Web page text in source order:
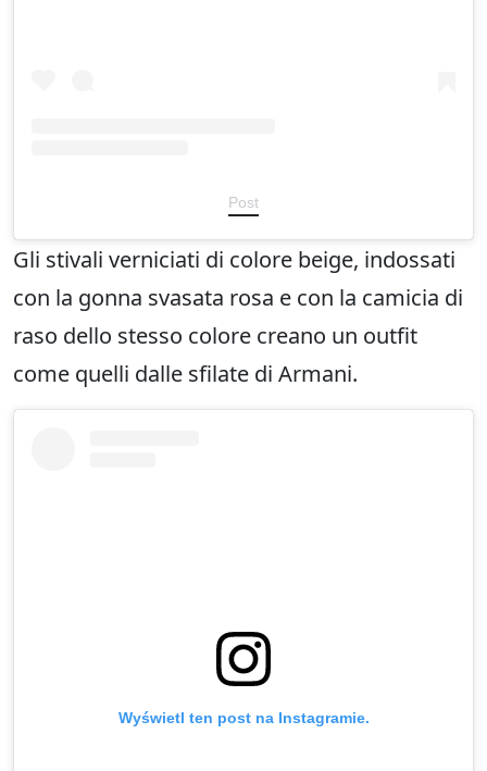
Post
Gli stivali verniciati di colore beige, indossati
con la gonna svasata rosa e con la camicia di
raso dello stesso colore creano un outfit
come quelli dalle sfilate di Armani.
Wyświetl ten post na Instagramie.